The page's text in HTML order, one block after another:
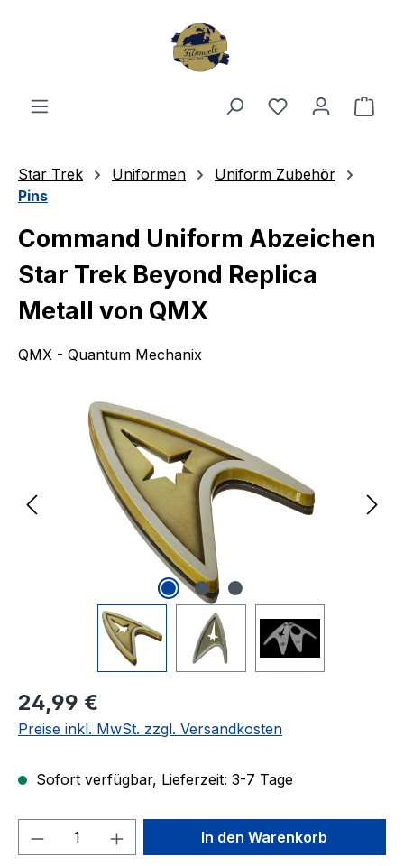
Du hast 0
Star Trek Uniformen
Uniform Zubehör
Pins
Command Uniform Abzeichen
Star Trek Beyond Replica
Metall von QMX
QMX - Quantum Mechanix
Regulärer Preis:
24,99 €
Preise inkl. MwSt. zzgl. Versandkosten
Sofort verfügbar, Lieferzeit: 3-7 Tage
Produkt Anzahl: Gib denIn den Warenkorb